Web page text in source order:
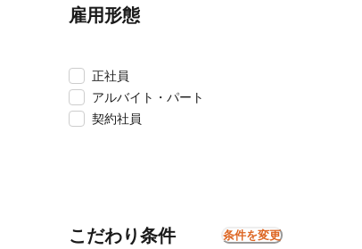
雇用形態
正社員
アルバイト・パート
契約社員
こだわり条件 条件を変更